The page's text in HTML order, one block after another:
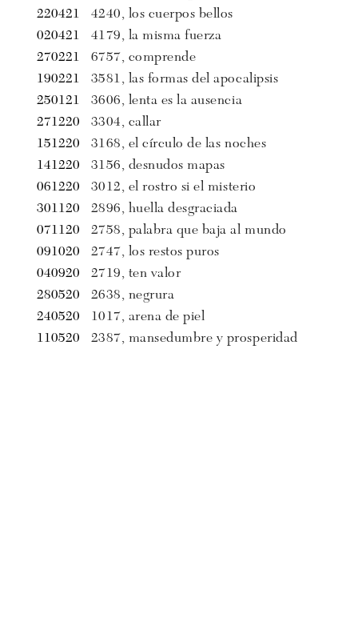
220421
4240, los cuerpos bellos
020421
4179, la misma fuerza
270221
6757, comprende
190221
3581, las formas del apocalipsis
250121
3606, lenta es la ausencia
271220
3304, callar
151220
3168, el círculo de las noches
141220
3156, desnudos mapas
061220
3012, el rostro si el misterio
301120
2896, huella desgraciada
071120
2758, palabra que baja al mundo
091020
2747, los restos puros
040920
2719, ten valor
280520
2638, negrura
240520
1017, arena de piel
110520
2387, mansedumbre y prosperidad